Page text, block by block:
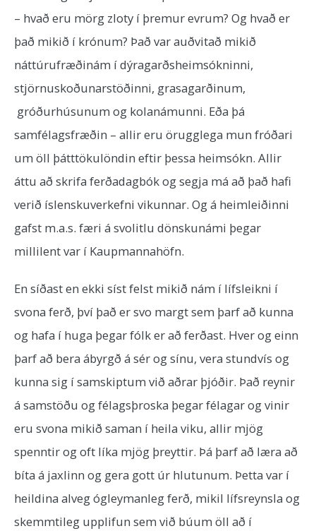
– hvað eru mörg zloty í þremur evrum? Og hvað er
það mikið í krónum? Það var auðvitað mikið
náttúrufræðinám í dýragarðsheimsókninni,
stjörnuskoðunarstöðinni, grasagarðinum,
gróðurhúsunum og kolanámunni. Eða þá
samfélagsfræðin – allir eru örugglega mun fróðari
um öll þátttökulöndin eftir þessa heimsókn. Allir
áttu að skrifa ferðadagbók og segja má að það hafi
verið íslenskuverkefni vikunnar. Og á heimleiðinni
gafst m.a.s. færi á svolitlu dönskunámi þegar
millilent var í Kaupmannahöfn.
En síðast en ekki síst felst mikið nám í lífsleikni í
svona ferð, því það er svo margt sem þarf að kunna
og hafa í huga þegar fólk er að ferðast. Hver og einn
þarf að bera ábyrgð á sér og sínu, vera stundvís og
kunna sig í samskiptum við aðrar þjóðir. Það reynir
á samstöðu og félagsþroska þegar félagar og vinir
eru svona mikið saman í heila viku, allir mjög
spenntir og oft líka mjög þreyttir. Þá þarf að læra að
bíta á jaxlinn og gera gott úr hlutunum. Þetta var í
heildina alveg ógleymanleg ferð, mikil lífsreynsla og
skemmtileg upplifun sem við búum öll að í